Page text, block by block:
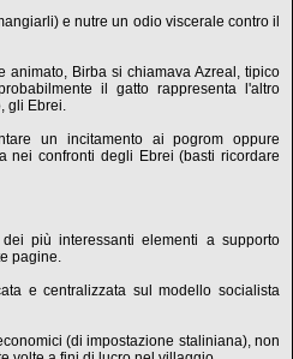
e nutre un odio viscerale contro il
animato, Birba si chiamava Azreal, tipico
il gatto rappresenta l'altro
gli Ebrei.
un incitamento ai pogrom oppure
nei confronti degli Ebrei (basti ricordare
più interessanti elementi a supporto
pagine.
e centralizzata sul modello socialista
(di impostazione staliniana), non